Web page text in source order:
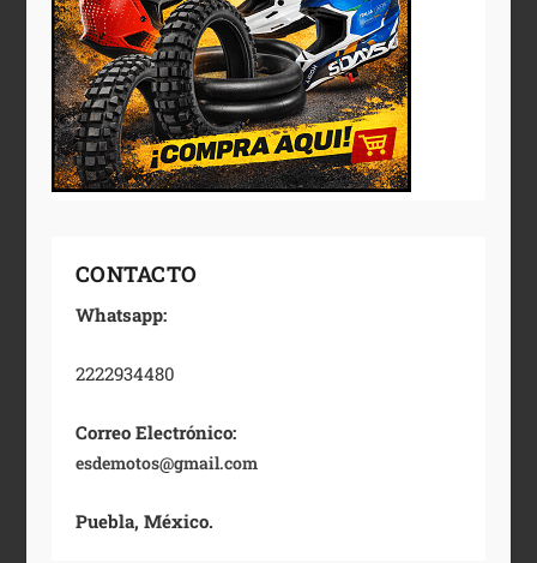
CONTACTO
Whatsapp:
2222934480
Correo Electrónico:
esdemotos@gmail.com
Puebla, México.